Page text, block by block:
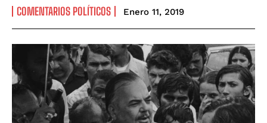
COMENTARIOS POLÍTICOS Enero 11, 2019